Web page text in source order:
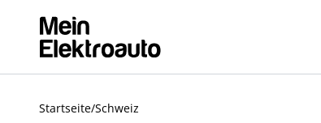
Startseite/Schweiz